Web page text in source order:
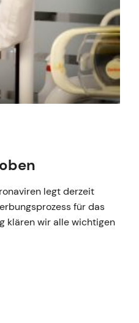
legt derzeit
für das
klären wir alle wichtigen